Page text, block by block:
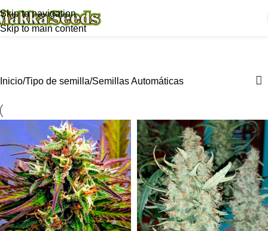
Skip to navigation
Skip to main content
Inicio Tipo de semilla Semillas Automáticas